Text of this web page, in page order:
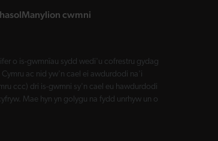
Manylion cwmni
o is-gwmnïau sydd wedi'u cofrestru gydag
ac nid yw'n cael ei awdurdodi na'i
ccc) dri is-gwmni sy'n cael eu hawdurdodi
Mae hyn yn golygu na fydd unrhyw un o